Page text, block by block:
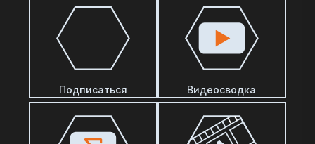
Подписаться Видеосводка